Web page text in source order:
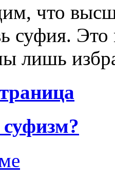
что
суфия. Это
лишь